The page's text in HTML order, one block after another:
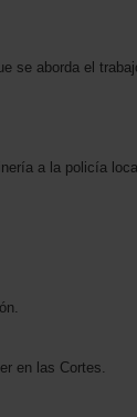
se aborda el
a la policía
en las Cortes.